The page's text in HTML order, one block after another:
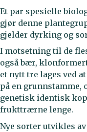
Et par spesielle
gjør denne
gjelder dyrking og
I motsetning til de
også bær,
et nytt tre lages ved
på en grunnstamme,
genetisk identisk
frukttrærne lenge.
Nye sorter utvikles